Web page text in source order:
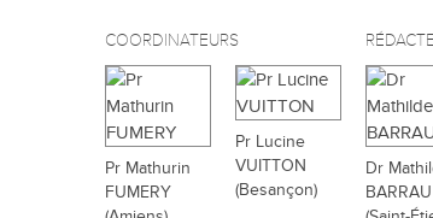
COORDINATEURS
Pr Mathurin
FUMERY
Pr Lucine
VUITTON
(Besançon)
Dr
BARRAU